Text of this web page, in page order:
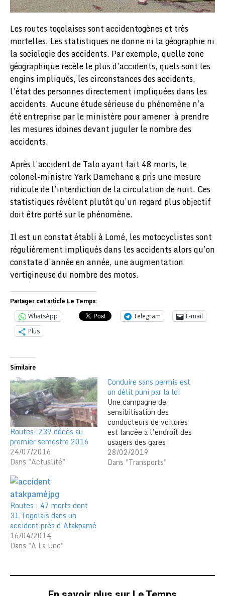
Les routes togolaises sont accidentogènes et très
mortelles. Les statistiques ne donne ni la géographie ni
la sociologie des accidents. Par exemple, quelle zone
géographique recèle le plus d’accidents, quels sont les
engins impliqués, les circonstances des accidents,
l’état des personnes directement impliquées dans les
accidents. Aucune étude sérieuse du phénomène n’a
été entreprise par le ministère pour amener à prendre
les mesures idoines devant juguler le nombre des
accidents.
Après l’accident de Talo ayant fait 48 morts, le
colonel-ministre Yark Damehane a pris une mesure
ridicule de l’interdiction de la circulation de nuit. Ces
statistiques révèlent plutôt qu’un regard plus objectif
doit être porté sur le phénomène.
Il est un constat établi à Lomé, les motocyclistes sont
régulièrement impliqués dans les accidents alors qu’on
constate d’année en année, une augmentation
vertigineuse du nombre des motos.
Partager cet article Le Temps:
WhatsApp Telegram
E-mail
Plus
Similaire
Routes: 239 décès au
premier semestre 2016
24/07/2016
Dans "Actualité"
Conduire sans permis est
un délit puni par la loi
Une campagne de
sensibilisation des
conducteurs de voitures
est lancée à l’endroit des
usagers des gares
routières, sur les dangers
de la conduite sans
28/02/2019
Dans "Transports"
Routes : 47 morts dont
31 Togolais dans un
accident près d’Atakpamé
16/04/2014
Dans "A La Une"